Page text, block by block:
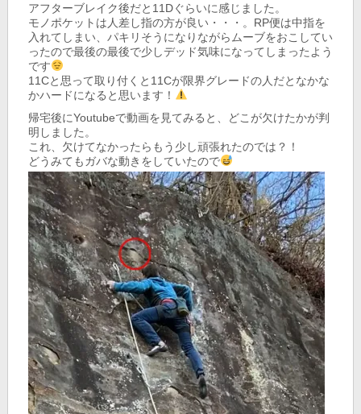
アフターブレイク後だと11Dぐらいに感じました。
モノポケットは人差し指の方が良い・・・。RP便は中指を
入れてしまい、パキリそうになりながらムーブをおこしてい
ったので最後の最後で少しデッド気味になってしまったよう
です
11Cと思って取り付くと11Cが限界グレードの人だとなかな
かハードになると思います！
帰宅後にYoutubeで動画を見てみると、どこが欠けたかが判
明しました。
これ、欠けてなかったらもう少し頑張れたのでは？！
どうみてもガバな動きをしていたので